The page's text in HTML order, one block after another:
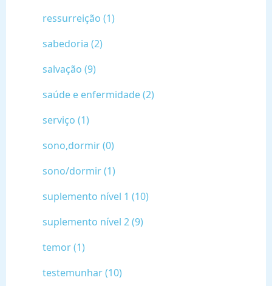
ressurreição (1)
sabedoria (2)
salvação (9)
saúde e enfermidade (2)
serviço (1)
sono,dormir (0)
sono/dormir (1)
suplemento nível 1 (10)
suplemento nível 2 (9)
temor (1)
testemunhar (10)